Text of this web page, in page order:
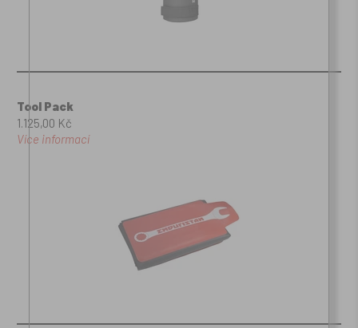
Tool Pack
1.125,00 Kč
Více informací